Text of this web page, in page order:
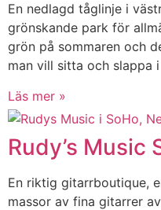
En nedlagd tåglinje i
grönskande park för
grön på sommaren och
man vill sitta och slappa i
Läs mer »
Rudy’s Music
En riktig gitarrboutique,
massor av fina gitarrer